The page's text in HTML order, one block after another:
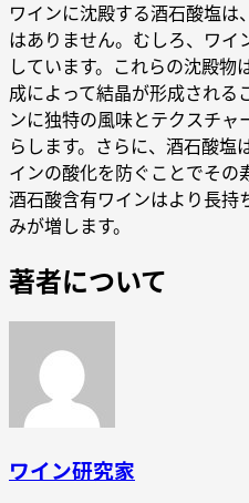
ワインに沈殿する酒石酸塩
はありません。むしろ、ワイ
しています。これらの沈殿
成によって結晶が形成される
ンに独特の風味とテクスチ
らします。さらに、酒石酸塩
インの酸化を防ぐことでその
酒石酸含有ワインはより長持
みが増します。
著者について
ワイン研究家